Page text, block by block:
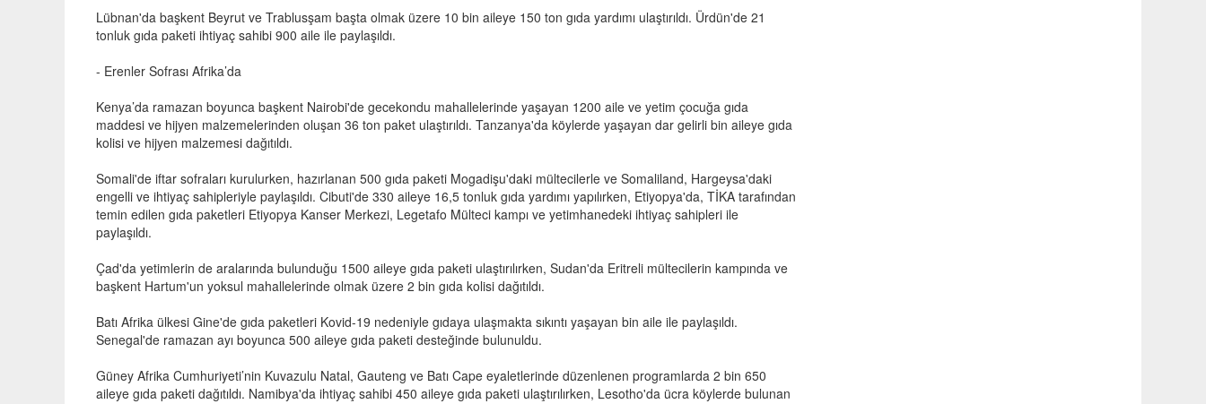
Lübnan'da başkent Beyrut ve Trablusşam başta olmak üzere 10 bin aileye 150 ton gıda yardımı ulaştırıldı. Ürdün'de 21
tonluk gıda paketi ihtiyaç sahibi 900 aile ile paylaşıldı.
- Erenler Sofrası Afrika’da
Kenya’da ramazan boyunca başkent Nairobi'de gecekondu mahallelerinde yaşayan 1200 aile ve yetim çocuğa gıda
maddesi ve hijyen malzemelerinden oluşan 36 ton paket ulaştırıldı. Tanzanya'da köylerde yaşayan dar gelirli bin aileye gıda
kolisi ve hijyen malzemesi dağıtıldı.
Somali'de iftar sofraları kurulurken, hazırlanan 500 gıda paketi Mogadişu'daki mültecilerle ve Somaliland, Hargeysa'daki
engelli ve ihtiyaç sahipleriyle paylaşıldı. Cibuti'de 330 aileye 16,5 tonluk gıda yardımı yapılırken, Etiyopya'da, TİKA tarafından
temin edilen gıda paketleri Etiyopya Kanser Merkezi, Legetafo Mülteci kampı ve yetimhanedeki ihtiyaç sahipleri ile
paylaşıldı.
Çad'da yetimlerin de aralarında bulunduğu 1500 aileye gıda paketi ulaştırılırken, Sudan'da Eritreli mültecilerin kampında ve
başkent Hartum'un yoksul mahallelerinde olmak üzere 2 bin gıda kolisi dağıtıldı.
Batı Afrika ülkesi Gine'de gıda paketleri Kovid-19 nedeniyle gıdaya ulaşmakta sıkıntı yaşayan bin aile ile paylaşıldı.
Senegal'de ramazan ayı boyunca 500 aileye gıda paketi desteğinde bulunuldu.
Güney Afrika Cumhuriyeti’nin Kuvazulu Natal, Gauteng ve Batı Cape eyaletlerinde düzenlenen programlarda 2 bin 650
aileye gıda paketi dağıtıldı. Namibya'da ihtiyaç sahibi 450 aileye gıda paketi ulaştırılırken, Lesotho'da ücra köylerde bulunan